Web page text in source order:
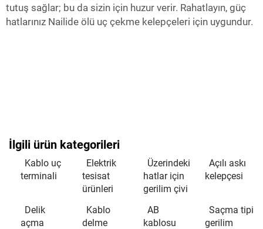
tutuş sağlar; bu da sizin için huzur verir. Rahatlayın, güç
hatlarınız Nailide ölü uç çekme kelepçeleri için uygundur.
İlgili ürün kategorileri
Kablo uç
terminali
Elektrik
tesisat
ürünleri
Üzerindeki
hatlar için
gerilim çivi
Açılı askı
kelepçesi
Delik
açma
Kablo
delme
AB
kablosu
Saçma tipi
gerilim